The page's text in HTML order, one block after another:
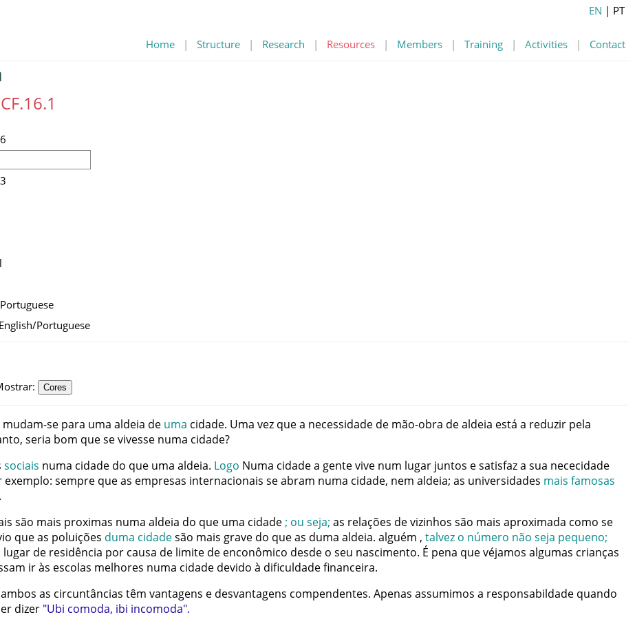
Home | Structure | Research | Resources | Members | Training | Activities | Contact
EN | PT
Portuguese
: Cores
mudam-se para uma aldeia de uma cidade. Uma vez quea necessidade de mão-obra dealdeia está a reduzir pela
, seria bom quesevivesse numa cidade?
sociais numa cidade do que uma aldeia. Logo Numa cidadea gentevive num lugar juntos esatisfaza sua nececidade
exemplo: sempre queas empresas internacionais seabram numa cidade, nem aldeia; as universidades mais famosas
.
são mais proximas numa aldeia do que uma cidade ; ou seja; as relações devizinhos são mais aproximada como se
queas poluições duma cidadesão mais grave do queas duma aldeia. alguém , talvez o número não seja pequeno;
lugar de residência por causa de limite de enconômico desde o seu nascimento. É pena quevéjamos algumas crianças
iràs escolas melhores numa cidade devido à dificuldadefinanceira.
ambos as circuntâncias têm vantagens e desvantagens compendentes. Apenas assumimos a responsabildade quando
dizer "Ubi comoda, ibi incomoda".